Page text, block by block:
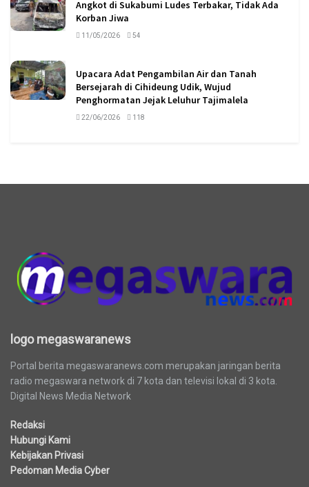
Angkot di Sukabumi Ludes Terbakar, Tidak Ada
Korban Jiwa
11/05/2026 54
Upacara Adat Pengambilan Air dan Tanah
Bersejarah di Cihideung Udik, Wujud
Penghormatan Jejak Leluhur Tajimalela
22/06/2026 118
logo megaswaranews
Portal berita megaswaranews.com merupakan jaringan berita
radio megaswara network di 7 kota dan televisi lokal di 3 kota.
Digital News Media Network
Redaksi
Hubungi Kami
Kebijakan Privasi
Pedoman Media Cyber